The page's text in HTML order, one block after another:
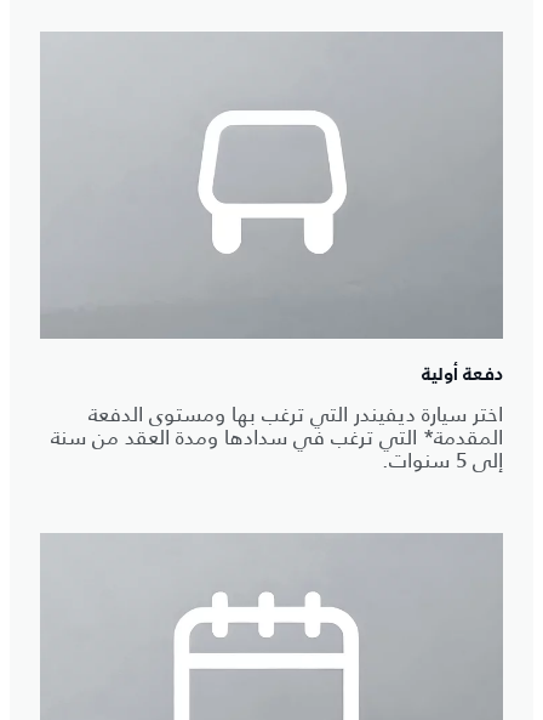
دفعة أولية
اختر سيارة ديفيندر التي ترغب بها ومستوى الدفعة
المقدمة* التي ترغب في سدادها ومدة العقد من سنة
إلى 5 سنوات.